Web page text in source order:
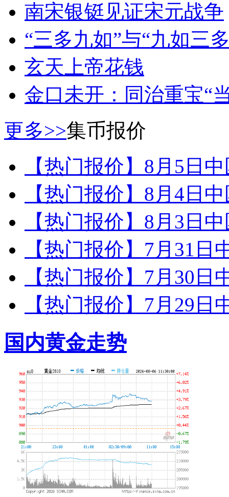
南宋银铤见证宋元战争
“三多九如”与“九如三
玄天上帝花钱
金口未开：同治重宝“
更多>>集币报价
【热门报价】8月5日
【热门报价】8月4日
【热门报价】8月3日
【热门报价】7月31
【热门报价】7月30
【热门报价】7月29
国内黄金走势